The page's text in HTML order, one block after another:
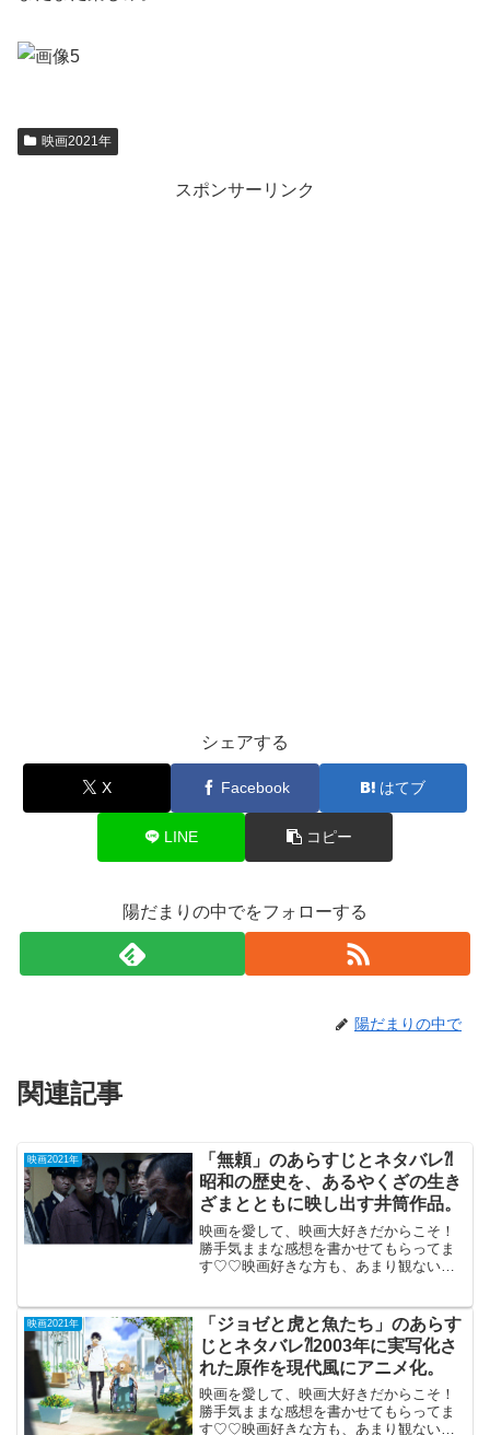
映画2021年
スポンサーリンク
シェアする
X Facebook はてブ
LINE コピー
陽だまりの中でをフォローする
陽だまりの中で
関連記事
映画2021年
「無頼」のあらすじとネタバレ⁈
昭和の歴史を、あるやくざの生き
ざまとともに映し出す井筒作品。
映画を愛して、映画大好きだからこそ！
勝手気ままな感想を書かせてもらってま
す♡♡映画好きな方も、あまり観ない方
歴史を、あるやくざの生きざまとともに
映し...
映画2021年
「ジョゼと虎と魚たち」のあらす
じとネタバレ⁈2003年に実写化さ
れた原作を現代風にアニメ化。
映画を愛して、映画大好きだからこそ！
勝手気ままな感想を書かせてもらってま
す♡♡映画好きな方も、あまり観ない方